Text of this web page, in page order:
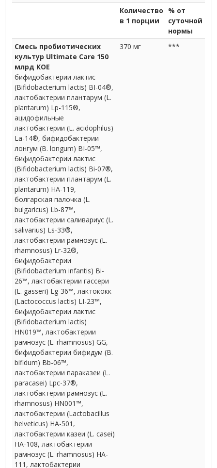
Количество
в 1 порции
% от
суточной
нормы
Смесь пробиотических
культур Ultimate Care 150
млрд КОЕ
бифидобактерии лактис
(Bifidobacterium lactis) BI-04®,
лактобактерии плантарум (L.
plantarum) Lp-115®,
ацидофильные
лактобактерии (L. acidophilus)
La-14®, бифидобактерии
лонгум (B. longum) BI-05™,
бифидобактерии лактис
(Bifidobacterium lactis) Bi-07®,
лактобактерии плантарум (L.
plantarum) HA-119,
болгарская палочка (L.
bulgaricus) Lb-87™,
лактобактерии саливариус (L.
salivarius) Ls-33®,
лактобактерии рамнозус (L.
rhamnosus) Lr-32®,
бифидобактерии
(Bifidobacterium infantis) Bi-
26™, лактобактерии гассери
(L. gasseri) Lg-36™, лактококк
(Lactococcus lactis) LI-23™,
бифидобактерии лактис
(Bifidobacterium lactis)
HN019™, лактобактерии
рамнозус (L. rhamnosus) GG,
бифидобактерии бифидум (B.
bifidum) Bb-06™,
лактобактерии параказеи (L.
paracasei) Lpc-37®,
лактобактерии рамнозус (L.
rhamnosus) HN001™,
лактобактерии (Lactobacillus
helveticus) HA-501,
лактобактерии казеи (L. casei)
HA-108, лактобактерии
рамнозус (L. rhamnosus) HA-
111, лактобактерии
370 мг ***